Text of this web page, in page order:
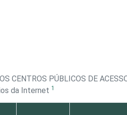
CENTROS PÚBLICOS DE
da Internet 1